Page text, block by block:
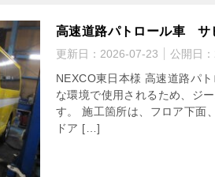
高速道路パトロール車 サ
更新日： 2026-07-23 公開日：
NEXCO東日本様 高速道路パ
な環境で使用されるため、ジ
す。 施工箇所は、フロア下面
ドア […]